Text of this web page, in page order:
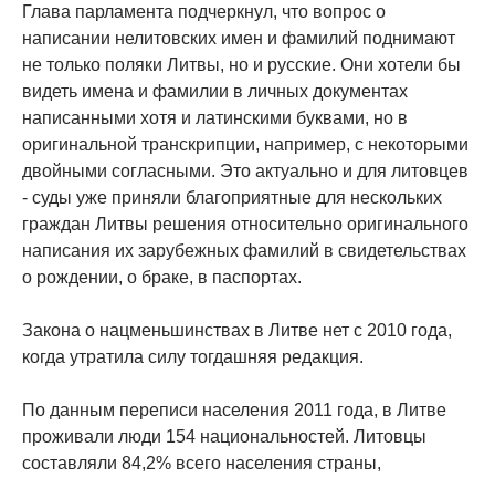
Глава парламента подчеркнул, что вопрос о
написании нелитовских имен и фамилий поднимают
не только поляки Литвы, но и русские. Они хотели бы
видеть имена и фамилии в личных документах
написанными хотя и латинскими буквами, но в
оригинальной транскрипции, например, с некоторыми
двойными согласными. Это актуально и для литовцев
- суды уже приняли благоприятные для нескольких
граждан Литвы решения относительно оригинального
написания их зарубежных фамилий в свидетельствах
о рождении, о браке, в паспортах.
Закона о нацменьшинствах в Литве нет с 2010 года,
когда утратила силу тогдашняя редакция.
По данным переписи населения 2011 года, в Литве
проживали люди 154 национальностей. Литовцы
составляли 84,2% всего населения страны,